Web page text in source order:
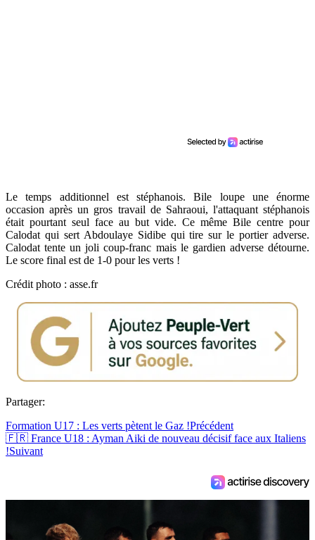
Le temps additionnel est stéphanois. Bile loupe une énorme
occasion après un gros travail de Sahraoui, l'attaquant stéphanois
était pourtant seul face au but vide. Ce même Bile centre pour
Calodat qui sert Abdoulaye Sidibe qui tire sur le portier adverse.
Calodat tente un joli coup-franc mais le gardien adverse détourne.
Le score final est de 1-0 pour les verts !
Crédit photo : asse.fr
Partager:
Formation U17 : Les verts pètent le Gaz !Précédent
🇫🇷 France U18 : Ayman Aiki de nouveau décisif face aux Italiens
!Suivant